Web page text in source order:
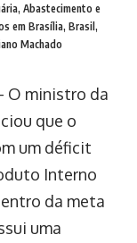
Abastecimento e
em Brasília, Brasil,
Machado
O ministro da
que o
um déficit
Interno
da meta
uma